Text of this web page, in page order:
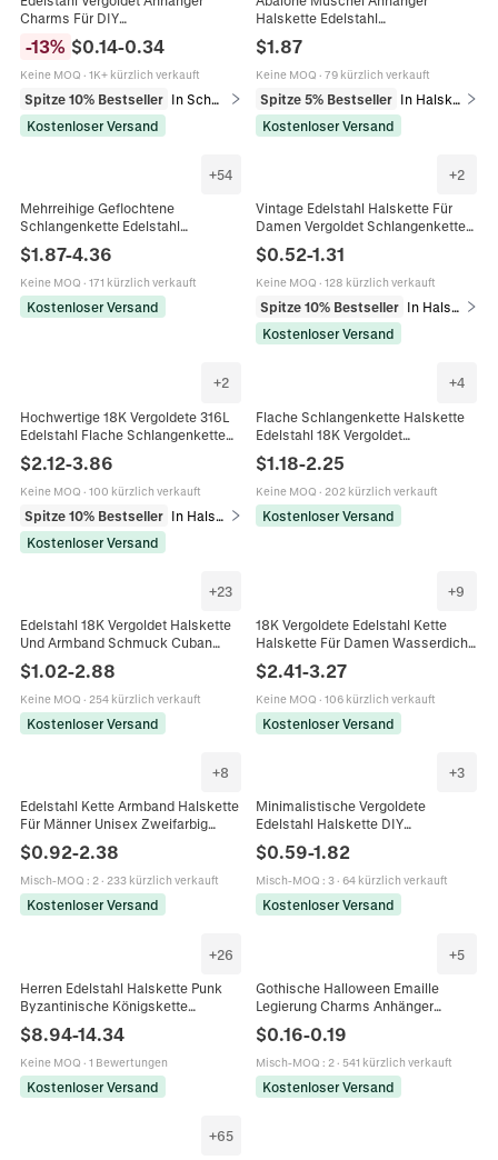
Charms Für DIY
Schmuckherstellung Halsketten
Ohrringe Lebensbaum Mond
Schlange Blitz Herz Design
-13% $0.14-0.34
Keine MOQ · 1K+ kürzlich verkauft
Spitze 10% Bestseller
In Schmuckanhänger
Kostenloser Versand
Halskette Edelstahl
Schlangenkette Vergoldet Vintage
Luxus Schmuck Für Frauen
Schmetterling Herz Blume
$1.87
Keine MOQ · 79 kürzlich verkauft
Spitze 5% Bestseller
In Halsketten
Kostenloser Versand
+54
Mehrreihige Geflochtene
Schlangenkette Edelstahl
Gedrehtes Seil Halskette Armband
Fußkettchen Mode Trendiger
Schmuck
$1.87-4.36
Keine MOQ · 171 kürzlich verkauft
Kostenloser Versand
+2
Vintage Edelstahl Halskette Für
Damen Vergoldet Schlangenkette
Schmetterling Smaragd Zirkon
Böser Blick Anhänger Schmuck
$0.52-1.31
Keine MOQ · 128 kürzlich verkauft
Spitze 10% Bestseller
In Halsketten
Kostenloser Versand
+2
Hochwertige 18K Vergoldete 316L
Edelstahl Flache Schlangenkette
Minimale Choker
$2.12-3.86
Keine MOQ · 100 kürzlich verkauft
Spitze 10% Bestseller
Kostenloser Versand
+4
Flache Schlangenkette Halskette
Edelstahl 18K Vergoldet
Minimalistischer Schmuck Für
Damen
$1.18-2.25
Keine MOQ · 202 kürzlich verkauft
Kostenloser Versand
+23
Edelstahl 18K Vergoldet Halskette
Und Armband Schmuck Cuban
Curb Schlangenkette Hip Hop Punk
Retro Damen Herren
$1.02-2.88
Keine MOQ · 254 kürzlich verkauft
Kostenloser Versand
+9
18K Vergoldete Edelstahl Kette
Halskette Für Damen Wasserdicht
Hypoallergen Panzerkette
Schlangenkette Modestil
$2.41-3.27
Keine MOQ · 106 kürzlich verkauft
Kostenloser Versand
+8
Edelstahl Kette Armband Halskette
Für Männer Unisex Zweifarbig
Poliert Goldperlen Dekor Cuban
Figaro Schlangenknochen Hip Hop
$0.92-2.38
Misch-MOQ : 2· 233 kürzlich verkauft
Kostenloser Versand
+3
Minimalistische Vergoldete
Edelstahl Halskette DIY
Schmuckherstellung
Schlangenknochen Satelliten Kugel
Gliederketten
$0.59-1.82
Misch-MOQ : 3· 64 kürzlich verkauft
Kostenloser Versand
+26
Herren Edelstahl Halskette Punk
Byzantinische Königskette
Doppelter Schlangenkopf
Verschluss Gothic Hip Hop
Schmuck
$8.94-14.34
Keine MOQ · 1 Bewertungen
Kostenloser Versand
+5
Gothische Halloween Emaille
Legierung Charms Anhänger
Skelett Schlange Krähe Rose Mond
Sonne Für DIY Schmuckherstellung
$0.16-0.19
Misch-MOQ : 2· 541 kürzlich verkauft
Kostenloser Versand
+65